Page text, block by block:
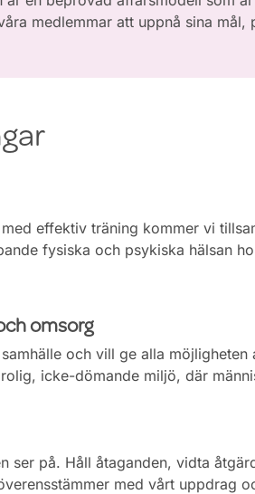
medlemmar att uppnå sina
effektiv träning kommer vi
fysiska och psykiska hälsan
omsorg
och vill ge alla
icke-dömande miljö, där
ser på. Håll åtaganden, vidta
med vårt uppdrag